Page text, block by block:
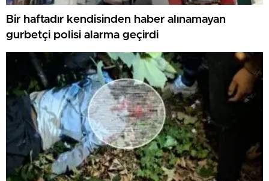
Bir haftadır kendisinden haber alınamayan
gurbetçi polisi alarma geçirdi